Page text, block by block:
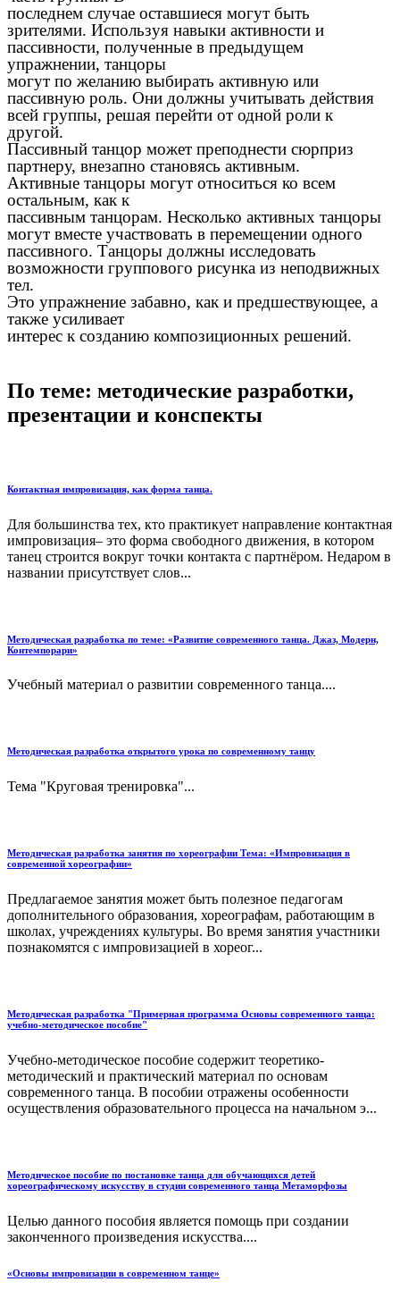
последнем случае оставшиеся могут быть
зрителями. Используя навыки активности и
пассивности, полученные в предыдущем
упражнении, танцоры
могут по желанию выбирать активную или
пассивную роль. Они должны учитывать действия
всей группы, решая перейти от одной роли к
другой.
Пассивный танцор может преподнести сюрприз
партнеру, внезапно становясь активным.
Активные танцоры могут относиться ко всем
остальным, как к
пассивным танцорам. Несколько активных танцоры
могут вместе участвовать в перемещении одного
пассивного. Танцоры должны исследовать
возможности группового рисунка из неподвижных
тел.
Это упражнение забавно, как и предшествующее, а
также усиливает
интерес к созданию композиционных решений.
По теме: методические разработки,
презентации и конспекты
Контактная импровизация, как форма танца.
Для большинства тех, кто практикует направление контактная
импровизация– это форма свободного движения, в котором
танец строится вокруг точки контакта с партнёром. Недаром в
названии присутствует слов...
Методическая разработка по теме: «Развитие современного танца. Джаз, Модерн,
Контемпорари»
Учебный материал о развитии современного танца....
Методическая разработка открытого урока по современному танцу
Тема "Круговая тренировка"...
Методическая разработка занятия по хореографии Тема: «Импровизация в
современной хореографии»
Предлагаемое занятия может быть полезное педагогам
дополнительного образования, хореографам, работающим в
школах, учреждениях культуры. Во время занятия участники
познакомятся с импровизацией в хореог...
Методическая разработка "Примерная программа Основы современного танца:
учебно-методическое пособие"
Учебно-методическое пособие содержит теоретико-
методический и практический материал по основам
современного танца. В пособии отражены особенности
осуществления образовательного процесса на начальном э...
Методическое пособие по постановке танца для обучающихся детей
хореографическому искусству в студии современного танца Метаморфозы
Целью данного пособия является помощь при создании
законченного произведения искусства....
«Основы импровизации в современном танце»